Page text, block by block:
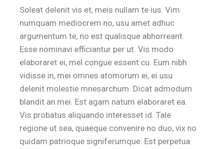
Soleat delenit vis et, meis nullam te ius. Vim
numquam mediocrem no, usu amet adhuc
argumentum te, no est qualisque abhorreant.
Esse nominavi efficiantur per ut. Vis modo
elaboraret ei, mel congue essent cu. Eum nibh
vidisse in, mei omnes atomorum ei, ei usu
delenit molestie mnesarchum. Dicat admodum
blandit an mei. Est agam natum elaboraret ea.
Vis probatus aliquando interesset id. Tale
regione ut sea, quaeque convenire no duo, vix no
quidam patrioque signiferumque. Est perpetua